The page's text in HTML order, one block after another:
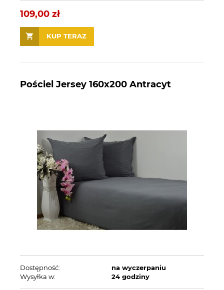
109,00 zł
KUP TERAZ
Pościel Jersey 160x200 Antracyt
Dostępność:
na wyczerpaniu
Wysyłka w:
24 godziny